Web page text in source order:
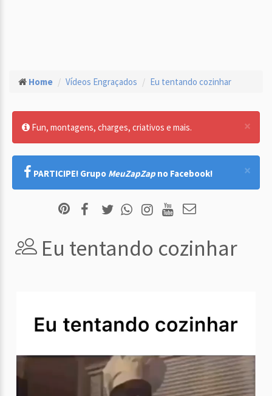
Home Vídeos Engraçados Eu tentando cozinhar
×
Fun, montagens, charges, criativos e mais.
×
PARTICIPE! Grupo MeuZapZap no Facebook!
Eu tentando cozinhar